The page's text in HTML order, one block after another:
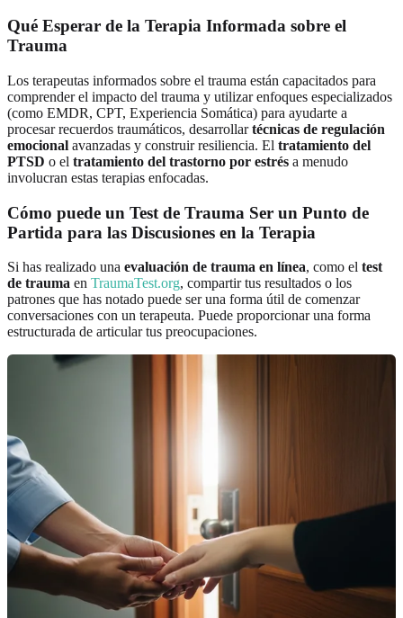
Qué Esperar de la Terapia Informada sobre el
Trauma
Los terapeutas informados sobre el trauma están capacitados para
comprender el impacto del trauma y utilizar enfoques especializados
(como EMDR, CPT, Experiencia Somática) para ayudarte a
procesar recuerdos traumáticos, desarrollartécnicas de regulación
emocional avanzadas y construir resiliencia. El tratamiento del
PTSD o el tratamiento del trastorno por estrés a menudo
involucran estas terapias enfocadas.
Cómo puede un Test de Trauma Ser un Punto de
Partida para las Discusiones en la Terapia
Si has realizado una evaluación de trauma en línea, como el test
de trauma en TraumaTest.org, compartir tus resultados o los
patrones que has notado puede ser una forma útil de comenzar
conversaciones con un terapeuta. Puede proporcionar una forma
estructurada de articular tus preocupaciones.